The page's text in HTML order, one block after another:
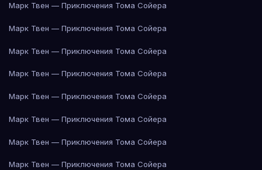
Марк Твен — Приключения Тома Сойера
Марк Твен — Приключения Тома Сойера
Марк Твен — Приключения Тома Сойера
Марк Твен — Приключения Тома Сойера
Марк Твен — Приключения Тома Сойера
Марк Твен — Приключения Тома Сойера
Марк Твен — Приключения Тома Сойера
Марк Твен — Приключения Тома Сойера